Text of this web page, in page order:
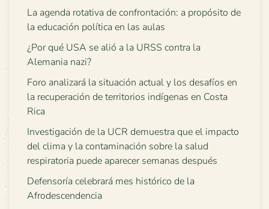
La agenda rotativa de confrontación: a propósito de
la educación política en las aulas
¿Por qué USA se alió a la URSS contra la
Alemania nazi?
Foro analizará la situación actual y los desafíos en
la recuperación de territorios indígenas en Costa
Rica
Investigación de la UCR demuestra que el impacto
del clima y la contaminación sobre la salud
respiratoria puede aparecer semanas después
Defensoría celebrará mes histórico de la
Afrodescendencia